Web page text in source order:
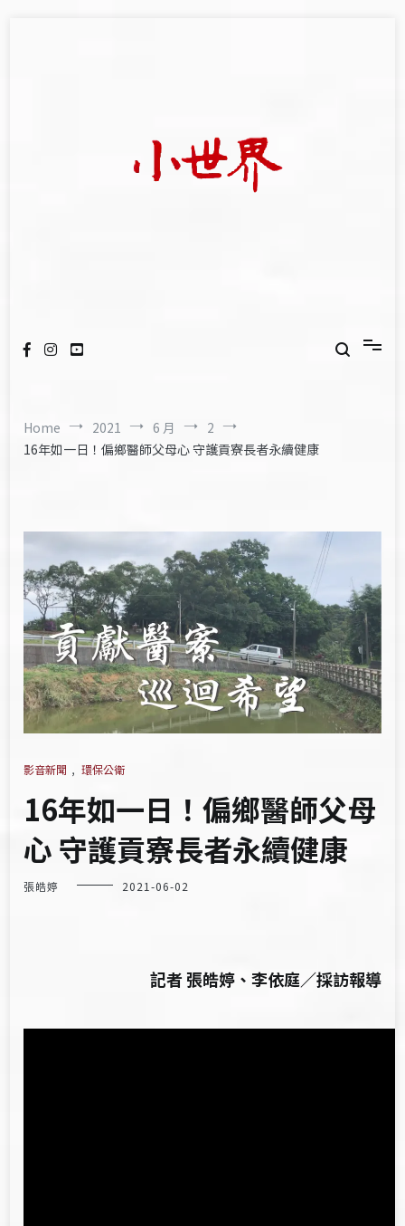
Home 2021 6 月
2
16年如一日！偏鄉醫師父母心 守護貢寮長者永續健康
影音新聞 , 環保公衛
16年如一日！偏鄉醫師父母
心 守護貢寮長者永續健康
張皓婷 2021-06-02
記者 張皓婷、李依庭／採訪報導